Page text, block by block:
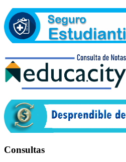
Consultas